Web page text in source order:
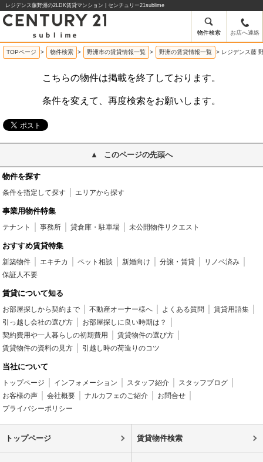
レジデンス藤野洲の2LDK賃貸マンション | センチュリー21sublime
物件検索 お店へ連絡
TOPページ > 物件検索 > 野洲市の賃貸情報一覧 > 野洲の賃貸情報一覧 > レジデンス藤
こちらの物件は掲載を終了しております。
条件を変えて、再度検索をお願いします。
このページの先頭へ
物件を探す
条件を指定して探す エリアから探す
事業用物件特集
テナント 事務所 貸倉庫・駐車場 未公開物件リクエスト
おすすめ賃貸特集
新築物件 エキチカ ペット相談 新婚向け 分譲・賃貸
リノベ済み
保証人不要
賃貸について知る
お部屋探しから契約まで 不動産オーナー様へ よくある質問
賃貸用語集
引っ越し会社の選び方
お部屋探しに良い時期は？
契約費用や一人暮らしの初期費用
賃貸物件の選び方
賃貸物件の資料の見方
引越し時の荷造りのコツ
当社について
トップページ インフォメーション スタッフ紹介
スタッフブログ
お客様の声
会社概要 ナルカフェのご紹介
お問合せ
プライバシーポリシー
トップページ 賃貸物件検索